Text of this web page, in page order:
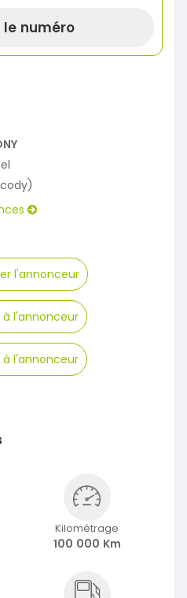
le numéro
l'annonceur
l'annonceur
l'annonceur
Kilométrage
100 000 Km